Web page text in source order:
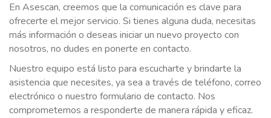
En Asescan, creemos que la comunicación es clave para
ofrecerte el mejor servicio. Si tienes alguna duda, necesitas
más información o deseas iniciar un nuevo proyecto con
nosotros, no dudes en ponerte en contacto.
Nuestro equipo está listo para escucharte y brindarte la
asistencia que necesites, ya sea a través de teléfono, correo
electrónico o nuestro formulario de contacto. Nos
comprometemos a responderte de manera rápida y eficaz.